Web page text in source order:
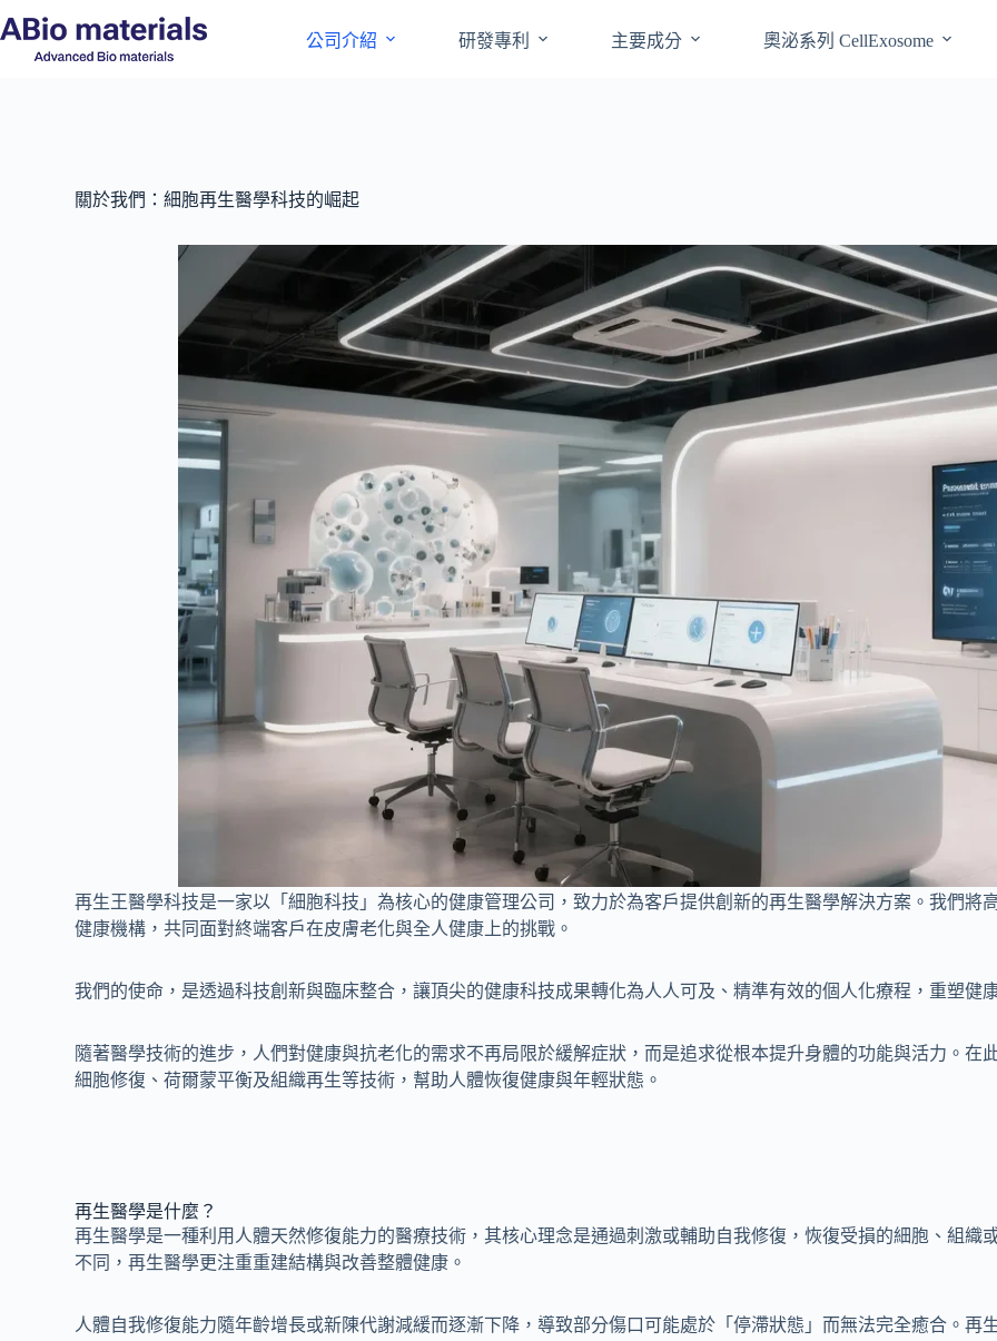
公司介紹 研發專利 主要成分 奧泌系列 CellExosome
關於我們：細胞再生醫學科技的崛起
再生王醫學科技是一家以「細胞科技」為核心的健康管理公司，致力於為客戶提供創新的再生醫學解決方案。我們將
健康機構，共同面對終端客戶在皮膚老化與全人健康上的挑戰。
我們的使命，是透過科技創新與臨床整合，讓頂尖的健康科技成果轉化為人人可及、精準有效的個人化療程，重塑健
隨著醫學技術的進步，人們對健康與抗老化的需求不再局限於緩解症狀，而是追求從根本提升身體的功能與活力。
細胞修復、荷爾蒙平衡及組織再生等技術，幫助人體恢復健康與年輕狀態。
再生醫學是什麼？
再生醫學是一種利用人體天然修復能力的醫療技術，其核心理念是通過刺激或輔助自我修復，恢復受損的細胞、組織
不同，再生醫學更注重重建結構與改善整體健康。
人體自我修復能力隨年齡增長或新陳代謝減緩而逐漸下降，導致部分傷口可能處於「停滯狀態」而無法完全癒合。再